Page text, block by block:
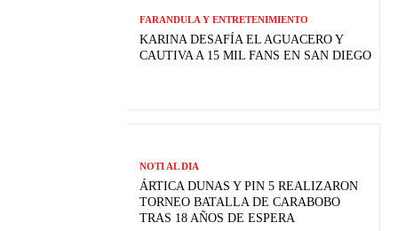
FARANDULA Y ENTRETENIMIENTO
KARINA DESAFÍA EL AGUACERO Y
CAUTIVA A 15 MIL FANS EN SAN DIEGO
NOTI AL DIA
ÁRTICA DUNAS Y PIN 5 REALIZARON
TORNEO BATALLA DE CARABOBO
TRAS 18 AÑOS DE ESPERA